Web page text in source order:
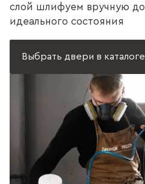
слой шлифуем вручную до
идеального состояния
Выбрать двери в каталоге